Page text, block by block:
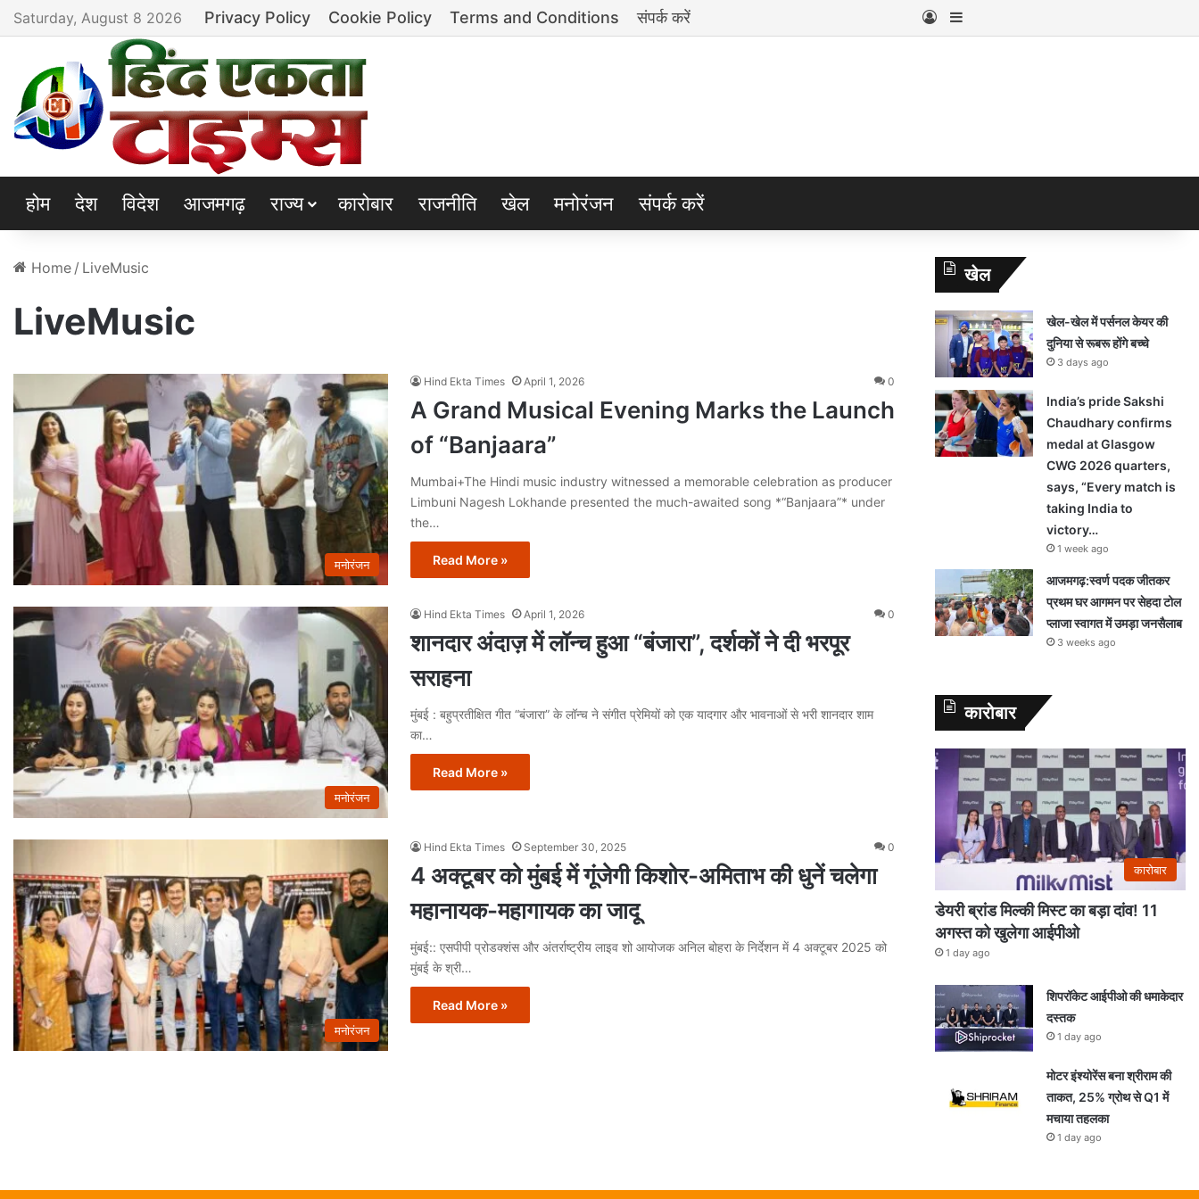
Saturday, August 8 2026 Privacy Policy Cookie Policy Terms and Conditions संपर्क करें Log InSidebar
होम देश विदेश आजमगढ़ राज्य कारोबार राजनीति खेल मनोरंजन संपर्क करें
Home / LiveMusic
LiveMusic
मनोरंजन
Hind Ekta Times April 1, 2026 0
A Grand Musical Evening Marks the Launch
of “Banjaara”
Mumbai+The Hindi music industry witnessed a memorable celebration as producer
Limbuni Nagesh Lokhande presented the much-awaited song *“Banjaara”* under
the…
Read More »
मनोरंजन
Hind Ekta Times April 1, 2026 0
शानदार अंदाज़ में लॉन्च हुआ “बंजारा”, दर्शकों ने दी भरपूर
सराहना
मुंबई : बहुप्रतीक्षित गीत “बंजारा” के लॉन्च ने संगीत प्रेमियों को एक यादगार और भावनाओं से भरी शानदार शाम
का…
Read More »
मनोरंजन
Hind Ekta Times September 30, 2025 0
4 अक्टूबर को मुंबई में गूंजेगी किशोर-अमिताभ की धुनें चलेगा
महानायक-महागायक का जादू
मुंबई:: एसपीपी प्रोडक्शंस और अंतर्राष्ट्रीय लाइव शो आयोजक अनिल बोहरा के निर्देशन में 4 अक्टूबर 2025 को
मुंबई के श्री…
Read More »
खेल
खेल-खेल में पर्सनल केयर की
दुनिया से रूबरू होंगे बच्चे
3 days ago
India’s pride Sakshi
Chaudhary confirms
medal at Glasgow
CWG 2026 quarters,
says, “Every match is
taking India to
victory…
1 week ago
आजमगढ़:स्वर्ण पदक जीतकर
प्रथम घर आगमन पर सेहदा टोल
प्लाजा स्वागत में उमड़ा जनसैलाब
3 weeks ago
कारोबार
कारोबार
डेयरी ब्रांड मिल्की मिस्ट का बड़ा दांव! 11
अगस्त को खुलेगा आईपीओ
1 day ago
शिपरॉकेट आईपीओ की धमाकेदार
दस्तक
1 day ago
मोटर इंश्योरेंस बना श्रीराम की
ताकत, 25% ग्रोथ से Q1 में
मचाया तहलका
1 day ago